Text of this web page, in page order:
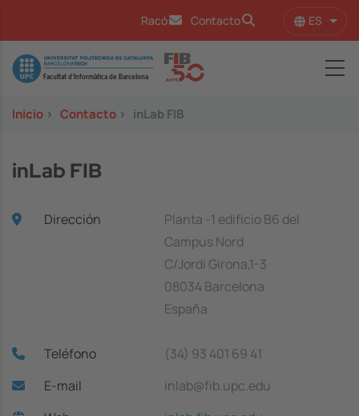
Racó Contacto ES
Image
Inicio > Contacto > inLab FIB
inLab FIB
Dirección
Planta -1 edificio B6 del
Campus Nord
C/Jordi Girona,1-3
08034 Barcelona
España
Teléfono
(34) 93 401 69 41
E-mail
inlab@fib.upc.edu